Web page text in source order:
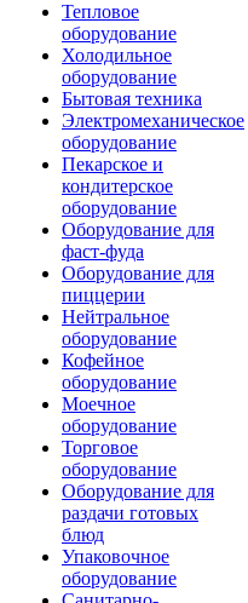
Тепловое
оборудование
Холодильное
оборудование
Бытовая техника
Электромеханическое
оборудование
Пекарское и
кондитерское
оборудование
Оборудование для
фаст-фуда
Оборудование для
пиццерии
Нейтральное
оборудование
Кофейное
оборудование
Моечное
оборудование
Торговое
оборудование
Оборудование для
раздачи готовых
блюд
Упаковочное
оборудование